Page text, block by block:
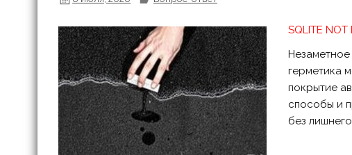
SQLITE NOT
герметика
покрытие
способы и
без